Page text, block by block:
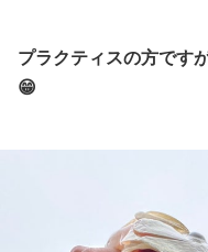
プラクティスの方です
😁